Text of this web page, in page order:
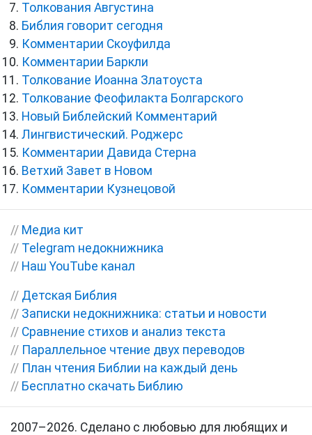
Толкования Августина
Библия говорит сегодня
Комментарии Скоуфилда
Комментарии Баркли
Толкование Иоанна Златоуста
Толкование Феофилакта Болгарского
Новый Библейский Комментарий
Лингвистический. Роджерс
Комментарии Давида Стерна
Ветхий Завет в Новом
Комментарии Кузнецовой
// Медиа кит
// Telegram недокнижника
// Наш YouTube канал
// Детская Библия
// Записки недокнижника: статьи и новости
// Сравнение стихов и анализ текста
// Параллельное чтение двух переводов
// План чтения Библии на каждый день
// Бесплатно скачать Библию
2007–2026. Сделано с любовью для любящих и